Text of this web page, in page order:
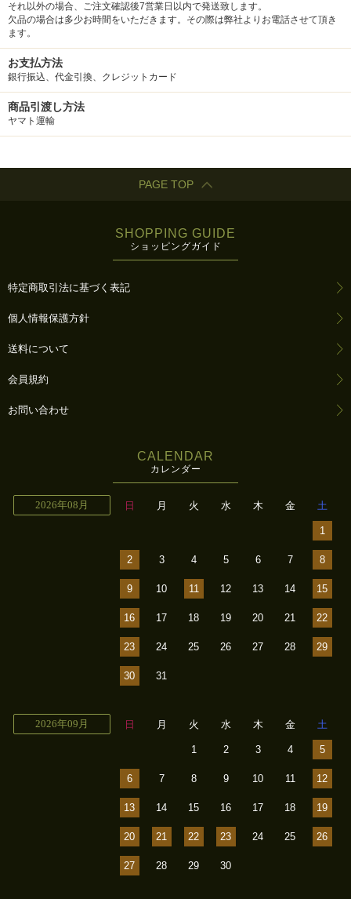
それ以外の場合、ご注文確認後7営業日以内で発送致します。
欠品の場合は多少お時間をいただきます。その際は弊社よりお電話させて頂き
ます。
お支払方法
銀行振込、代金引換、クレジットカード
商品引渡し方法
ヤマト運輸
PAGE TOP
SHOPPING GUIDE
ショッピングガイド
特定商取引法に基づく表記
個人情報保護方針
送料について
会員規約
お問い合わせ
CALENDAR
カレンダー
2026年08月 日 月 火 水 木 金 土
1
2 3 4 5 6 7 8
9 10 11 12 13 14 15
16 17 18 19 20 21 22
23 24 25 26 27 28 29
30 31
2026年09月 日 月 火 水 木 金 土
1 2 3 4 5
6 7 8 9 10 11 12
13 14 15 16 17 18 19
20 21 22 23 24 25 26
27 28 29 30